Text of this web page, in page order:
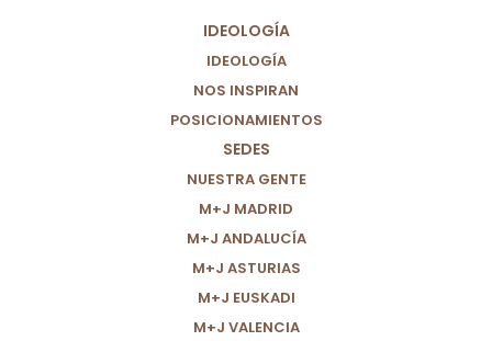
IDEOLOGÍA
IDEOLOGÍA
NOS INSPIRAN
POSICIONAMIENTOS
SEDES
NUESTRA GENTE
M+J MADRID
M+J ANDALUCÍA
M+J ASTURIAS
M+J EUSKADI
M+J VALENCIA
NOS INSPIRAN